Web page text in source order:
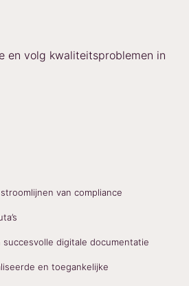
en volg kwaliteitsproblemen in
van compliance
succesvolle digitale documentatie
en toegankelijke